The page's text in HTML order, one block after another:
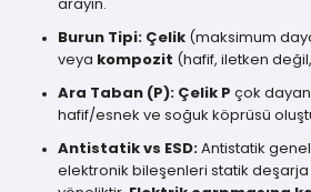
arayın.
Burun Tipi: Çelik (maksimum
veya kompozit (hafif, iletken
Ara Taban (P): Çelik P çok
hafif/esnek ve soğuk köprüsü
Antistatik vs ESD: Antistatik
elektronik bileşenleri statik deşarja